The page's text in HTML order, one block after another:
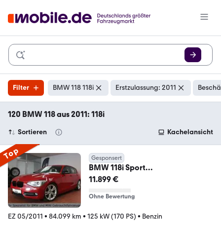
Filter BMW 118 118i Erstzulassung: 2011
120 BMW 118 aus 2011: 118i
Sortieren Kachelansicht
Top Gesponsert
BMW 118i Sport
Line*Keyless*DAB*Memory*Kame
11.899 €
Ohne Bewertung
EZ 05/2011 • 84.099 km • 125 kW (170 PS) • Benzin